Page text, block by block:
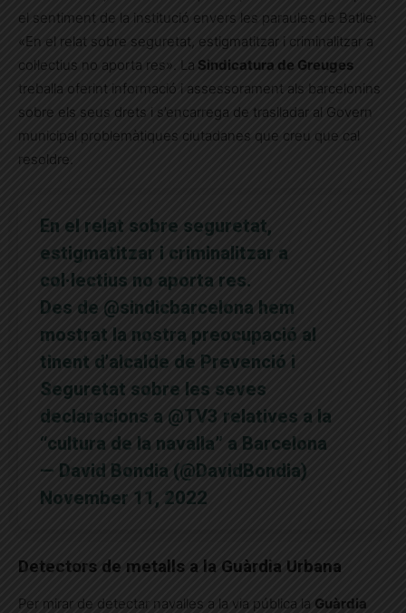
el sentiment de la institució envers les paraules de Batlle:
«En el relat sobre seguretat, estigmatitzar i criminalitzar a
col·lectius no aporta res». La Sindicatura de Greuges
treballa oferint informació i assessorament als barcelonins
sobre els seus drets i s’encarrega de traslladar al Govern
municipal problemàtiques ciutadanes que creu que cal
resoldre.
En el relat sobre seguretat,
estigmatitzar i criminalitzar a
col·lectius no aporta res.
Des de @sindicbarcelona hem
mostrat la nostra preocupació al
tinent d’alcalde de Prevenció i
Seguretat sobre les seves
declaracions a @TV3 relatives a la
“cultura de la navalla” a Barcelona
— David Bondia (@DavidBondia)
November 11, 2022
Detectors de metalls a la Guàrdia Urbana
Per mirar de detectar navalles a la via pública la Guàrdia